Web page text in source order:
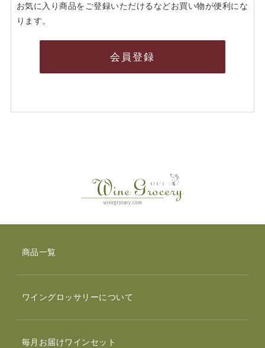
お気に入り商品をご登録いただけるなどお買い物が便利にな
ります。
会員登録
商品一覧
ワイングロッサリーについて
毎月お届けワインセット